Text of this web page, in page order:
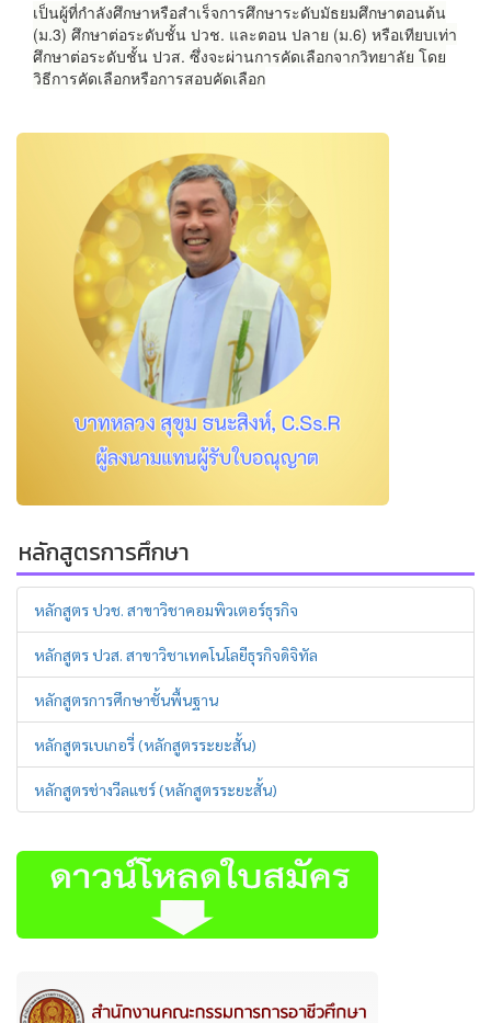
เป็นผู้ที่กำลังศึกษาหรือสำเร็จการศึกษาระดับมัธยมศึกษาตอนต้น
(ม.3) ศึกษาต่อระดับชั้น ปวช. และตอน ปลาย (ม.6) หรือเทียบเท่า
ศึกษาต่อระดับชั้น ปวส. ซึ่งจะผ่านการคัดเลือกจากวิทยาลัย โดย
วิธีการคัดเลือกหรือการสอบคัดเลือก
หลักสูตรการศึกษา
หลักสูตร ปวช. สาขาวิชาคอมพิวเตอร์ธุรกิจ
หลักสูตร ปวส. สาขาวิชาเทคโนโลยีธุรกิจดิจิทัล
หลักสูตรการศึกษาชั้นพื้นฐาน
หลักสูตรเบเกอรี่ (หลักสูตรระยะสั้น)
หลักสูตรช่างวีลแชร์ (หลักสูตรระยะสั้น)